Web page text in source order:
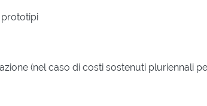
prototipi
(nel caso di costi sostenuti pluriennali